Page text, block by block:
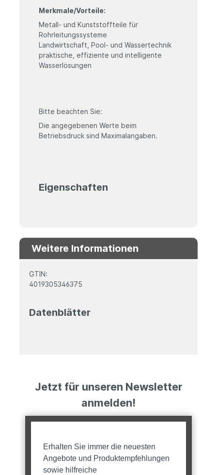
Merkmale/Vorteile:
Metall- und Kunststoffteile für
Rohrleitungssysteme
Landwirtschaft, Pool- und Wassertechnik
praktische, effiziente und intelligente
Wasserlösungen
Bitte beachten Sie:
Die angegebenen Werte beim
Betriebsdruck sind Maximalangaben.
Eigenschaften
Weitere Informationen
GTIN:
4019305346375
Datenblätter
Jetzt für unseren Newsletter
anmelden!
Erhalten Sie immer die neuesten
Angebote und Produktempfehlungen
sowie hilfreiche